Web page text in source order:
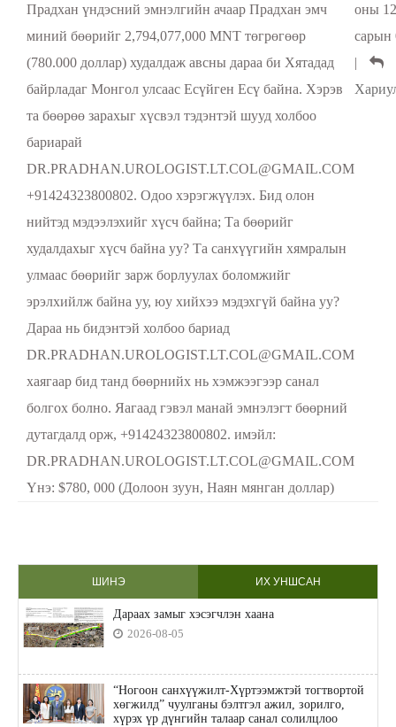
Прадхан үндэсний эмнэлгийн ачаар Прадхан эмч
миний бөөрийг 2,794,077,000 MNT төгрөгөөр
(780.000 доллар) худалдаж авсны дараа би Хятадад
байрладаг Монгол улсаас Есүйген Есү байна. Хэрэв
та бөөрөө зарахыг хүсвэл тэдэнтэй шууд холбоо
бариарай
DR.PRADHAN.UROLOGIST.LT.COL@GMAIL.COM
+91424323800802. Одоо хэрэгжүүлэх. Бид олон
нийтэд мэдээлэхийг хүсч байна; Та бөөрийг
худалдахыг хүсч байна уу? Та санхүүгийн хямралын
улмаас бөөрийг зарж борлуулах боломжийг
эрэлхийлж байна уу, юу хийхээ мэдэхгүй байна уу?
Дараа нь бидэнтэй холбоо бариад
DR.PRADHAN.UROLOGIST.LT.COL@GMAIL.COM
хаягаар бид танд бөөрнийх нь хэмжээгээр санал
болгох болно. Яагаад гэвэл манай эмнэлэгт бөөрний
дутагдалд орж, +91424323800802. имэйл:
DR.PRADHAN.UROLOGIST.LT.COL@GMAIL.COM
Yнэ: $780, 000 (Долоон зуун, Наян мянган доллар)
оны 12
сарын
|
ШИНЭ ИХ УНШСАН
Дараах замыг хэсэгчлэн хаана
2026-08-05
“Ногоон санхүүжилт-Хүртээмжтэй тогтвортой
хөгжилд” чуулганы бэлтгэл ажил, зорилго,
хүрэх үр дүнгийн талаар санал солилцлоо